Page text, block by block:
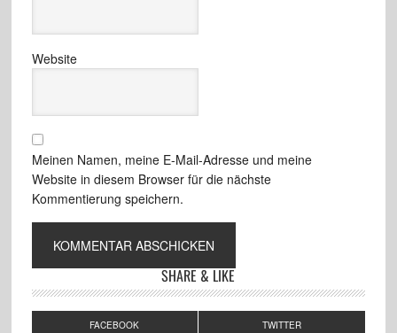
Website
Meinen Namen, meine E-Mail-Adresse und meine
Website in diesem Browser für die nächste
Kommentierung speichern.
SHARE & LIKE
FACEBOOK TWITTER